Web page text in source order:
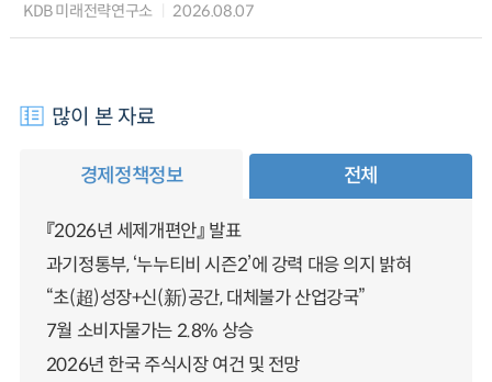
KDB 미래전략연구소 2026.08.07
많이 본 자료
경제정책정보 전체
『2026년 세제개편안』 발표
과기정통부, ‘누누티비 시즌2’에 강력 대응 의지 밝혀
“초(超)성장+신(新)공간, 대체불가 산업강국”
7월 소비자물가는 2.8% 상승
2026년 한국 주식시장 여건 및 전망